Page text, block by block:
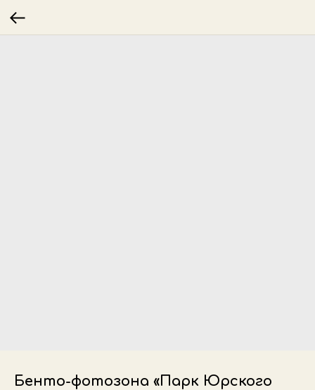
Бенто-фотозона «Парк Юрского